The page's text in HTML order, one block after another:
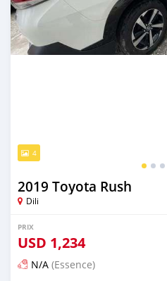
4
2019 Toyota Rush
Dili
PRIX
USD 1,234
N/A (Essence)